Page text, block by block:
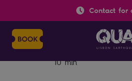
Contact for
TEMPO DE LEITURA
10 min